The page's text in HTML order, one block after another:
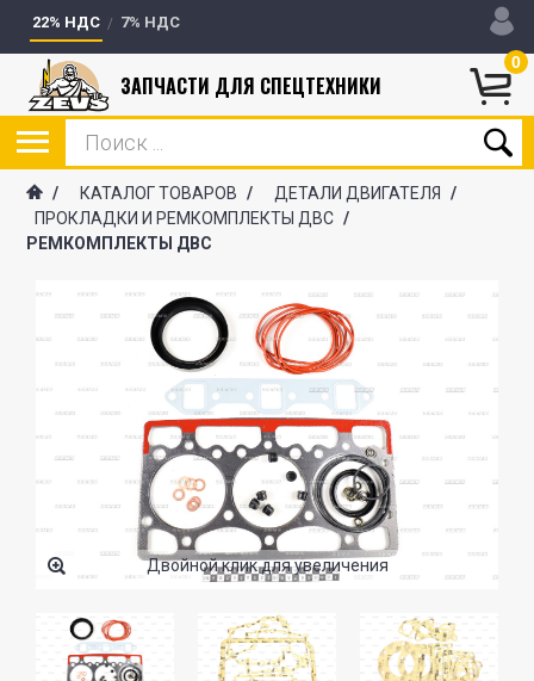
22% НДС 7% НДС
0
ЗАПЧАСТИ ДЛЯ СПЕЦТЕХНИКИ
/ КАТАЛОГ ТОВАРОВ / ДЕТАЛИ ДВИГАТЕЛЯ
/
ПРОКЛАДКИ И РЕМКОМПЛЕКТЫ ДВС /
РЕМКОМПЛЕКТЫ ДВС
Двойной клик для увеличения